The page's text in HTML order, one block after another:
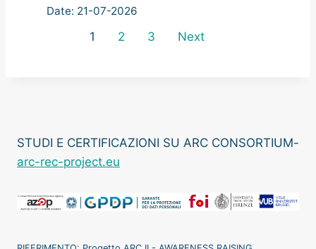
Date: 21-07-2026
1 2 3 Next
STUDI E CERTIFICAZIONI SU ARC CONSORTIUM-
arc-rec-project.eu